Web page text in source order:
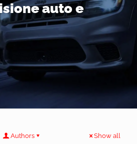
auto e
Authors Show all